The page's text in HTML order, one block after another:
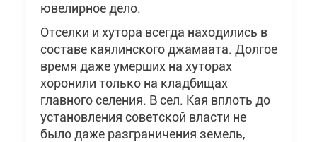
ювелирное дело.
Отселки и хутора всегда находились в
составе каялинского джамаата. Долгое
время даже умерших на хуторах
хоронили только на кладбищах
главного селения. В сел. Кая вплоть до
установления советской власти не
было даже разграничения земель,